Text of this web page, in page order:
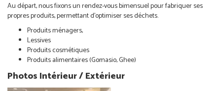
Au départ, nous fixons un rendez-vous bimensuel pour fabriquer ses
propres produits, permettant d’optimiser ses déchets.
Produits ménagers,
Lessives
Produits cosmétiques
Produits alimentaires (Gomasio, Ghee)
Photos Intérieur / Extérieur